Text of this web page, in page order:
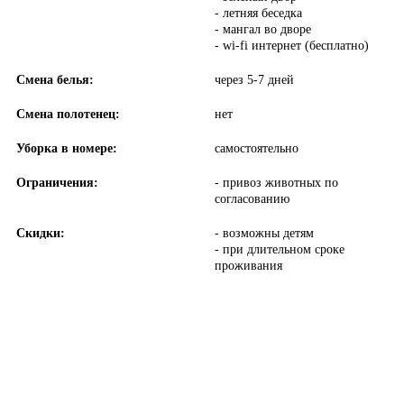
- летняя беседка
- мангал во дворе
- wi-fi интернет (бесплатно)
Смена белья: через 5-7 дней
Смена полотенец: нет
Уборка в номере: самостоятельно
Ограничения:
- привоз животных по
согласованию
Скидки:
- возможны детям
- при длительном сроке
проживания